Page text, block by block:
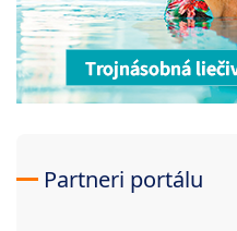
Partneri portálu